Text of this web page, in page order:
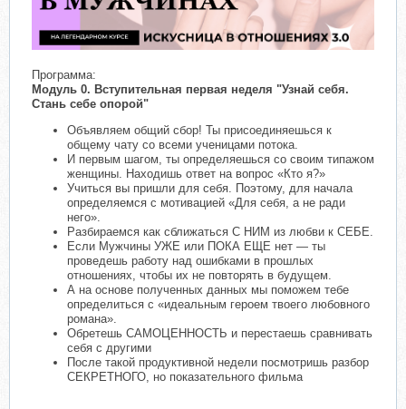
Программа:
Модуль 0. Вступительная первая неделя "Узнай себя.
Стань себе опорой"
Объявляем общий сбор! Ты присоединяешься к
общему чату со всеми ученицами потока.
И первым шагом, ты определяешься со своим типажом
женщины. Находишь ответ на вопрос «Кто я?»
Учиться вы пришли для себя. Поэтому, для начала
определяемся с мотивацией «Для себя, а не ради
него».
Разбираемся как сближаться С НИМ из любви к СЕБЕ.
Если Мужчины УЖЕ или ПОКА ЕЩЕ нет — ты
проведешь работу над ошибками в прошлых
отношениях, чтобы их не повторять в будущем.
А на основе полученных данных мы поможем тебе
определиться с «идеальным героем твоего любовного
романа».
Обретешь САМОЦЕННОСТЬ и перестаешь сравнивать
себя с другими
После такой продуктивной недели посмотришь разбор
СЕКРЕТНОГО, но показательного фильма